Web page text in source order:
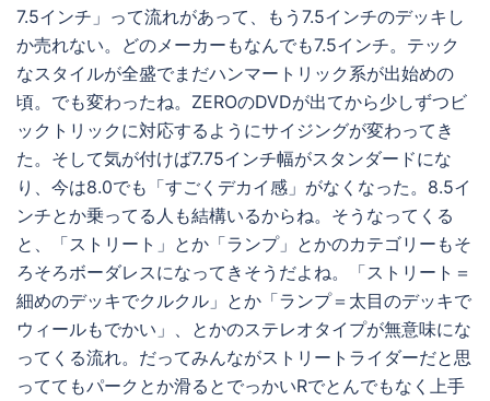
7.5インチ」って流れがあって、もう7.5インチのデッキし
か売れない。どのメーカーもなんでも7.5インチ。テック
なスタイルが全盛でまだハンマートリック系が出始めの
頃。でも変わったね。ZEROのDVDが出てから少しずつビ
ックトリックに対応するようにサイジングが変わってき
た。そして気が付けば7.75インチ幅がスタンダードにな
り、今は8.0でも「すごくデカイ感」がなくなった。8.5イ
ンチとか乗ってる人も結構いるからね。そうなってくる
と、「ストリート」とか「ランプ」とかのカテゴリーもそ
ろそろボーダレスになってきそうだよね。「ストリート＝
細めのデッキでクルクル」とか「ランプ＝太目のデッキで
ウィールもでかい」、とかのステレオタイプが無意味にな
ってくる流れ。だってみんながストリートライダーだと思
っててもパークとか滑るとでっかいRでとんでもなく上手